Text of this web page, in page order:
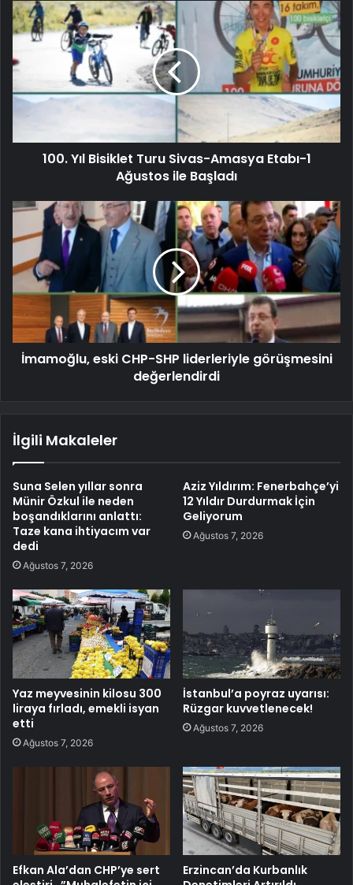
100. Yıl Bisiklet Turu Sivas-Amasya Etabı-1
Ağustos ile Başladı
İmamoğlu, eski CHP-SHP liderleriyle görüşmesini
değerlendirdi
İlgili Makaleler
Suna Selen yıllar sonra
Münir Özkul ile neden
boşandıklarını anlattı:
Taze kana ihtiyacım var
dedi
Ağustos 7, 2026
Aziz Yıldırım: Fenerbahçe’yi
12 Yıldır Durdurmak İçin
Geliyorum
Ağustos 7, 2026
Yaz meyvesinin kilosu 300
liraya fırladı, emekli isyan
etti
Ağustos 7, 2026
İstanbul’a poyraz uyarısı:
Rüzgar kuvvetlenecek!
Ağustos 7, 2026
Efkan Ala’dan CHP’ye sert
Erzincan’da Kurbanlık